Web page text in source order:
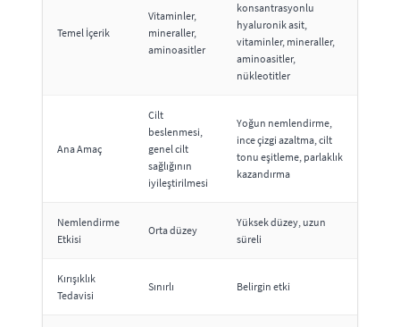
Temel İçerik
Vitaminler,
mineraller,
aminoasitler
konsantrasyonlu
hyaluronik asit,
vitaminler, mineraller,
aminoasitler,
nükleotitler
Ana Amaç
Cilt
beslenmesi,
genel cilt
sağlığının
iyileştirilmesi
Yoğun nemlendirme,
ince çizgi azaltma, cilt
tonu eşitleme, parlaklık
kazandırma
Nemlendirme
Etkisi
Orta düzey
Yüksek düzey, uzun
süreli
Kırışıklık
Tedavisi
Sınırlı Belirgin etki